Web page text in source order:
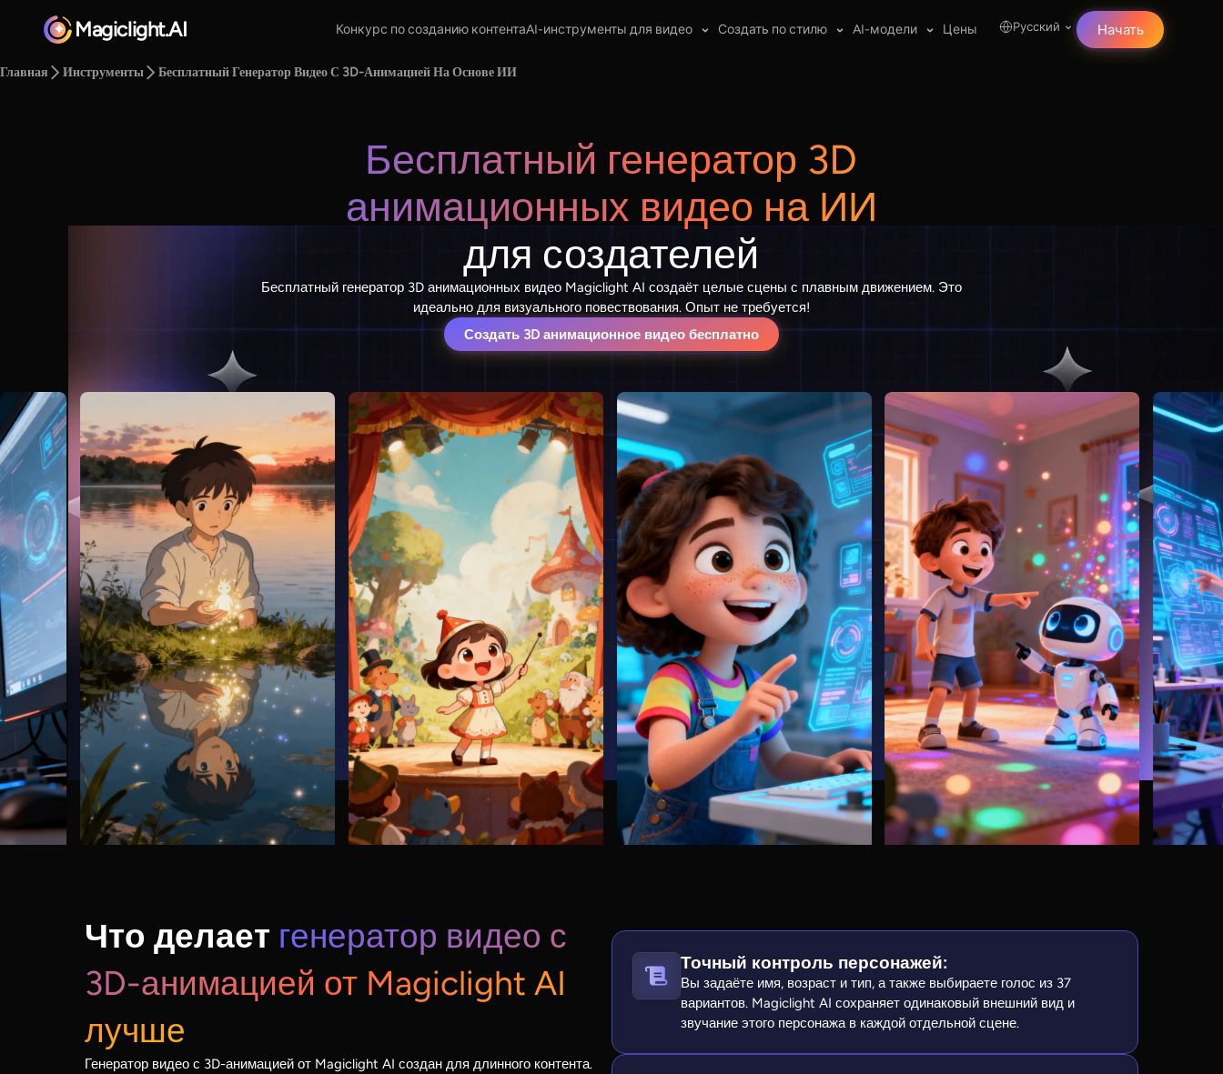
Magiclight.AI Конкурс по созданию контентаAI-инструменты для видео Создать по стилю AI-модели Цены Русский Начать
Главная Инструменты Бесплатный Генератор Видео С 3D-Анимацией На Основе ИИ
Бесплатный генератор 3D
анимационных видео на ИИ
для создателей
Бесплатный генератор 3D анимационных видео Magiclight AI создаёт целые сцены с плавным движением. Это
идеально для визуального повествования. Опыт не требуется!
Создать 3D анимационное видео бесплатно
Что делает генератор видео с
3D-анимацией от Magiclight AI
лучше
Генератор видео с 3D-анимацией от Magiclight AI создан для длинного контента.
Точный контроль персонажей:
Вы задаёте имя, возраст и тип, а также выбираете голос из 37
вариантов. Magiclight AI сохраняет одинаковый внешний вид и
звучание этого персонажа в каждой отдельной сцене.